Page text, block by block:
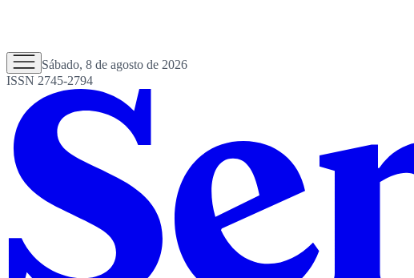
Sábado, 8 de agosto de 2026
ISSN 2745-2794